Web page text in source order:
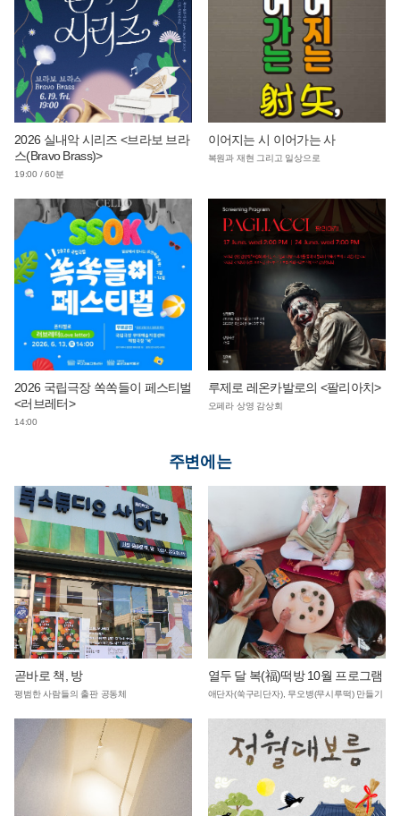
2026 실내악 시리즈 <브라보 브라
스(Bravo Brass)>
19:00 / 60분
이어지는 시 이어가는 사
복원과 재현 그리고 일상으로
2026 국립극장 쏙쏙들이 페스티벌
<러브레터>
14:00
루제로 레온카발로의 <팔리아치>
오페라 상영 감상회
주변에는
곧바로 책, 방
평범한 사람들의 출판 공동체
열두 달 복(福)떡방 10월 프로그램
애단자(쑥구리단자), 무오병(무시루떡) 만들기